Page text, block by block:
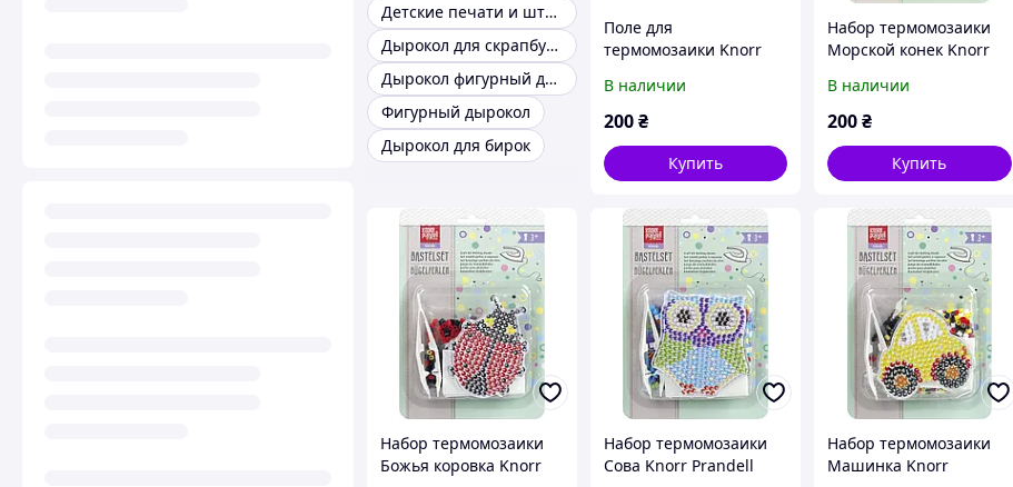
Детские печати и штампы
Дырокол для скрапбукинга
Дырокол фигурный для скрапа
Фигурный дырокол
Дырокол для бирок
Поле для
термомозаики Knorr
девочка медвежонок
212170134
В наличии
200₴
Купить
Набор термомозаики
Морской конек Knorr
В наличии
200₴
Купить
Набор термомозаики
Божья коровка Knorr
Набор термомозаики
Сова Knorr Prandell
Набор термомозаики
Машинка Knorr